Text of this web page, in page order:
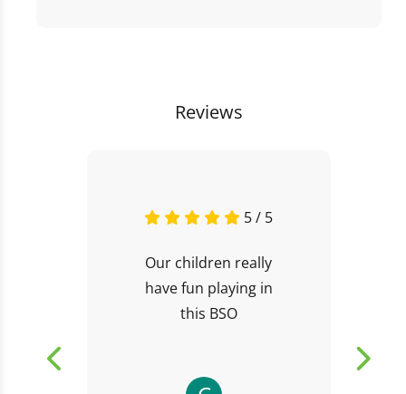
Reviews
5 / 5
Our children really
have fun playing in
this BSO